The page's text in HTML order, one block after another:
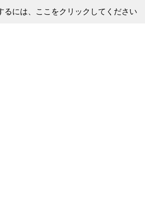
るには、ここをクリックしてください